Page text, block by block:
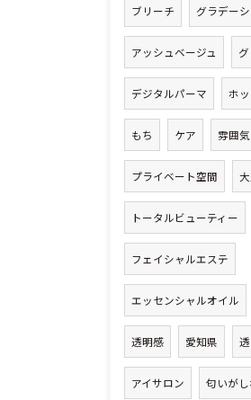
ブリーチ グラデー
アッシュベージュ
デジタルパーマ ホ
もち ケア 雰囲気
プライベート空間
トータルビューティー
フェイシャルエステ
エッセンシャルオイル
透明感 愛知県
アイサロン 匂いが